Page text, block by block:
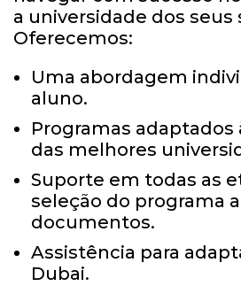
a universidade dos seus
Oferecemos:
Uma abordagem
aluno.
Programas adaptados
das melhores
Suporte em todas as
seleção do programa
documentos.
Assistência para
Dubai.